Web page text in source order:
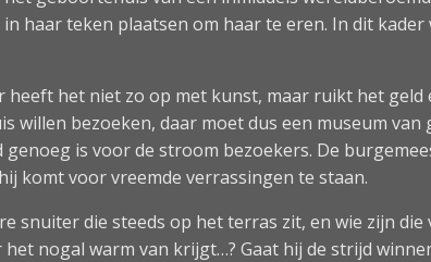
haar teken plaatsen om haar te eren. In dit
heeft het niet zo op met kunst, maar ruikt het
willen bezoeken, daar moet dus een museum
genoeg is voor de stroom bezoekers. De
komt voor vreemde verrassingen te staan.
snuiter die steeds op het terras zit, en wie zijn
nogal warm van krijgt…? Gaat hij de strijd